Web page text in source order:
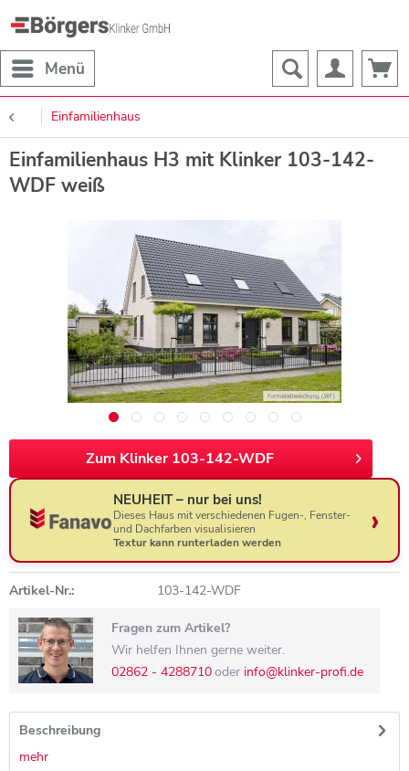
Menü
Einfamilienhaus
Einfamilienhaus H3 mit Klinker 103-142-
WDF weiß
Zum Klinker 103-142-WDF
NEUHEIT – nur bei uns!
Dieses Haus mit verschiedenen Fugen-, Fenster-
und Dachfarben visualisieren
Textur kann runterladen werden
Artikel-Nr.: 103-142-WDF
Fragen zum Artikel?
Wir helfen Ihnen gerne weiter.
02862 - 4288710oder info@klinker-profi.de
Beschreibung
mehr